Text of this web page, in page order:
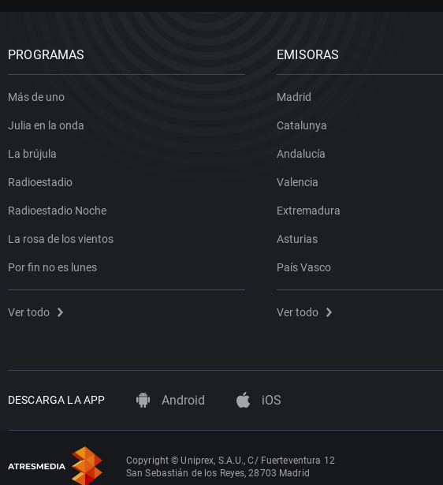
PROGRAMAS
Más de uno
Julia en la onda
La brújula
Radioestadio
Radioestadio Noche
La rosa de los vientos
Por fin no es lunes
Ver todo
EMISORAS
Madrid
Catalunya
Andalucía
Valencia
Extremadura
Asturias
País Vasco
Ver todo
DESCARGA LA APP Android iOS
Copyright © Uniprex, S.A.U., C/ Fuerteventura 12
San Sebastián de los Reyes, 28703 Madrid